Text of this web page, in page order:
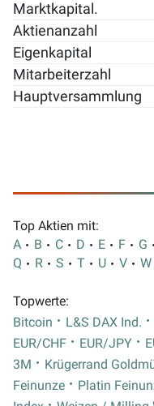
Marktkapital.
Aktienanzahl
Eigenkapital
Mitarbeiterzahl
Hauptversammlung
Top Aktien mit:
A
B C D E F G
Q
R S T U V W
Topwerte:
Bitcoin
L&S DAX Ind.
EUR/CHF
EUR/JPY
3M
Krügerrand
Feinunze
Platin